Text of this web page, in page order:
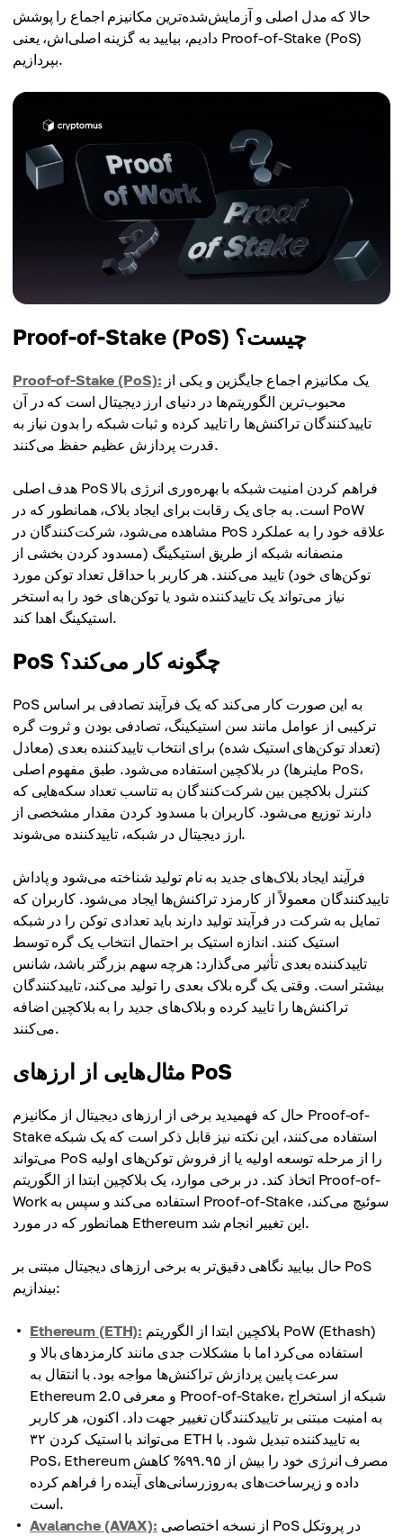
حالا که مدل اصلی و آزمایش‌شده‌ترین مکانیزم اجماع را پوشش
دادیم، بیایید به گزینه اصلی‌اش، یعنی Proof-of-Stake (PoS)
بپردازیم.
Proof-of-Stake (PoS) چیست؟
Proof-of-Stake (PoS):
محبوب‌ترین الگوریتم‌ها در دنیای ارز دیجیتال است که در آن
تاییدکنندگان تراکنش‌ها را تایید کرده و ثبات شبکه را بدون نیاز به
قدرت پردازش عظیم حفظ می‌کنند.
هدف اصلی PoS فراهم کردن امنیت شبکه با بهره‌وری انرژی بالا
است. به جای یک رقابت برای ایجاد بلاک، همانطور که در PoW
مشاهده می‌شود، شرکت‌کنندگان در PoS علاقه خود را به عملکرد
منصفانه شبکه از طریق استیکینگ (مسدود کردن بخشی از
توکن‌های خود) تایید می‌کنند. هر کاربر با حداقل تعداد توکن مورد
نیاز می‌تواند یک تاییدکننده شود یا توکن‌های خود را به استخر
استیکینگ اهدا کند.
PoS چگونه کار می‌کند؟
PoS به این صورت کار می‌کند که یک فرآیند تصادفی بر اساس
ترکیبی از عوامل مانند سن استیکینگ، تصادفی بودن و ثروت گره
(تعداد توکن‌های استیک شده) برای انتخاب تاییدکننده بعدی (معادل
ماینرها) در بلاکچین استفاده می‌شود. طبق مفهوم اصلی PoS،
کنترل بلاکچین بین شرکت‌کنندگان به تناسب تعداد سکه‌هایی که
دارند توزیع می‌شود. کاربران با مسدود کردن مقدار مشخصی از
ارز دیجیتال در شبکه، تاییدکننده می‌شوند.
فرآیند ایجاد بلاک‌های جدید به نام تولید شناخته می‌شود و پاداش
تاییدکنندگان معمولاً از کارمزد تراکنش‌ها ایجاد می‌شود. کاربران که
تمایل به شرکت در فرآیند تولید دارند باید تعدادی توکن را در شبکه
استیک کنند. اندازه استیک بر احتمال انتخاب یک گره توسط
تاییدکننده بعدی تأثیر می‌گذارد: هرچه سهم بزرگتر باشد، شانس
بیشتر است. وقتی یک گره بلاک بعدی را تولید می‌کند، تاییدکنندگان
تراکنش‌ها را تایید کرده و بلاک‌های جدید را به بلاکچین اضافه
می‌کنند.
مثال‌هایی از ارزهای PoS
حال که فهمیدید برخی از ارزهای دیجیتال از مکانیزم Proof-of-
Stake استفاده می‌کنند، این نکته نیز قابل ذکر است که یک شبکه
می‌تواند PoS را از مرحله توسعه اولیه یا از فروش توکن‌های اولیه
اتخاذ کند. در برخی موارد، یک بلاکچین ابتدا از الگوریتم Proof-of-
Work استفاده می‌کند و سپس به Proof-of-Stake سوئیچ می‌کند،
همانطور که در مورد Ethereum این تغییر انجام شد.
حال بیایید نگاهی دقیق‌تر به برخی ارزهای دیجیتال مبتنی بر PoS
بیندازیم:
Ethereum (ETH):
استفاده می‌کرد اما با مشکلات جدی مانند کارمزدهای بالا و
سرعت پایین پردازش تراکنش‌ها مواجه بود. با انتقال به
Ethereum 2.0 و معرفی Proof-of-Stake، شبکه از استخراج
به امنیت مبتنی بر تاییدکنندگان تغییر جهت داد. اکنون، هر کاربر
می‌تواند با استیک کردن ۳۲ ETH به تاییدکننده تبدیل شود. با
PoS، Ethereum مصرف انرژی خود را بیش از ۹۹.۹۵% کاهش
داده و زیرساخت‌های به‌روزرسانی‌های آینده را فراهم کرده
است.
Avalanche (AVAX):